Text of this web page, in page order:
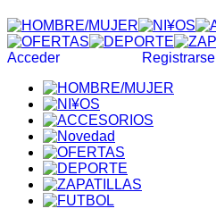
Acceder Registrarse